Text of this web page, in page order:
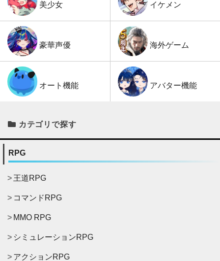
美少女 イケメン
豪華声優 海外ゲーム
オート機能 アバター機能
カテゴリで探す
RPG
王道RPG
コマンドRPG
MMO RPG
シミュレーションRPG
アクションRPG